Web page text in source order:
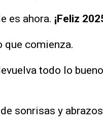
es ahora. ¡Feliz
que comienza.
todo lo
sonrisas y abrazos